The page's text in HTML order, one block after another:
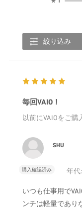
絞り込み
毎回VAIO！
以前にVAIOをご
SHU
購入確認済み 年代:
いつも仕事用で
ンチは軽量であり